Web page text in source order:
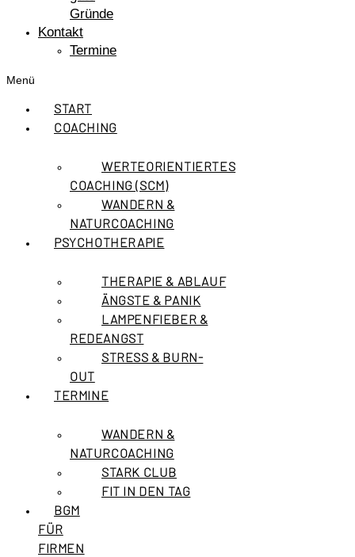
Gründe
Kontakt
Termine
Menü
START
COACHING
WERTEORIENTIERTES
COACHING (SCM)
WANDERN &
NATURCOACHING
PSYCHOTHERAPIE
THERAPIE & ABLAUF
ÄNGSTE & PANIK
LAMPENFIEBER &
REDEANGST
STRESS & BURN-
OUT
TERMINE
WANDERN &
NATURCOACHING
STARK CLUB
FIT IN DEN TAG
BGM
FÜR
FIRMEN